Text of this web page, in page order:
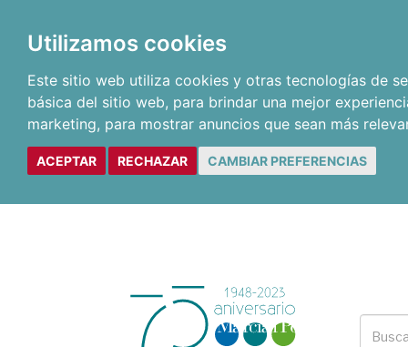
Utilizamos cookies
Este sitio web utiliza cookies y otras tecnologías de
básica del sitio web, para brindar una mejor
marketing, para mostrar anuncios que sean más
ACEPTAR RECHAZAR CAMBIAR PREFERENCIAS